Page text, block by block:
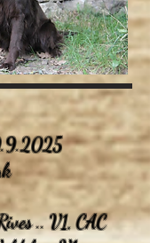
.. V1, CAC